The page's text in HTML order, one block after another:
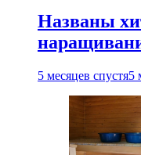
Названы
5 месяцев спустя5